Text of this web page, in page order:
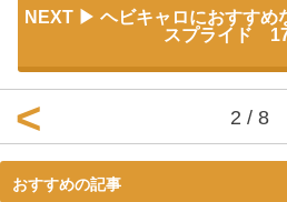
NEXT
ヘビキャロにおすす
スプライド
2 / 8
おすすめの記事